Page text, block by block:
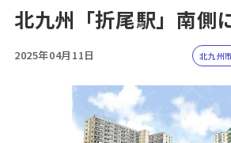
北九州「折尾駅」南側
2025年04月11日 北九州市